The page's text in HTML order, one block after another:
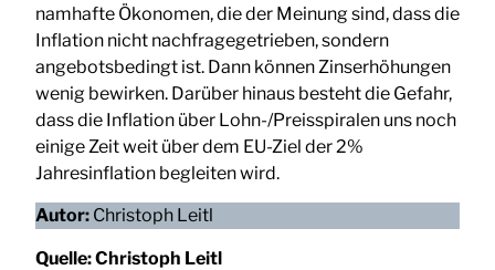
namhafte Ökonomen, die der Meinung sind, dass die
Inflation nicht nachfragegetrieben, sondern
angebotsbedingt ist. Dann können Zinserhöhungen
wenig bewirken. Darüber hinaus besteht die Gefahr,
dass die Inflation über Lohn-/Preisspiralen uns noch
einige Zeit weit über dem EU-Ziel der 2%
Jahresinflation begleiten wird.
Autor: Christoph Leitl
Quelle:Christoph Leitl